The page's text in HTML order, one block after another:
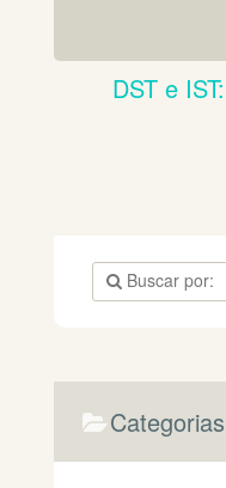
DST e
Categorias